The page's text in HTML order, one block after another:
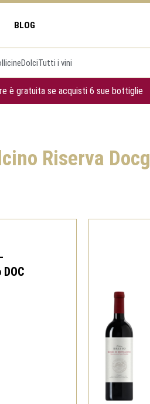
BLOG
DolciTutti i vini
è gratuita se acquisti 6 sue bottiglie
Riserva Docg